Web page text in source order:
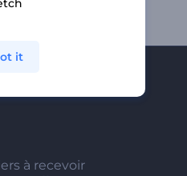
la
à recevoir
it